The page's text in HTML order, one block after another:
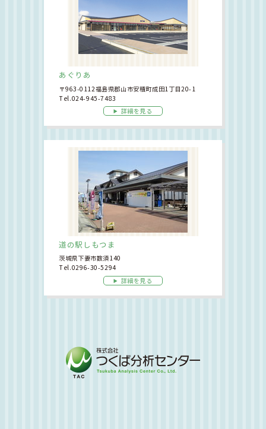
あぐりあ
〒963-0112福島県郡山市安積町成田1丁目20-1
Tel.024-945-7483
詳細を見る
道の駅しもつま
茨城県下妻市数須140
Tel.0296-30-5294
詳細を見る